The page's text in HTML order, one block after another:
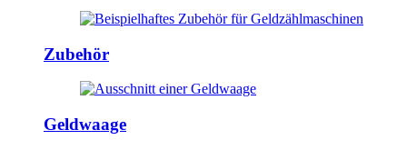
Zubehör
Geldwaage